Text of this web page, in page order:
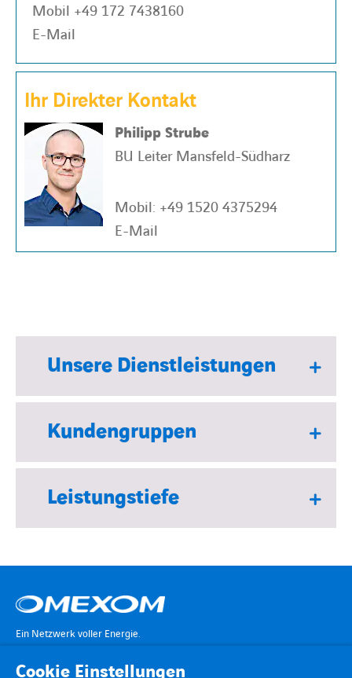
Mobil +49 172 7438160
E-Mail
Ihr Direkter Kontakt
Philipp Strube
BU Leiter Mansfeld-Südharz
Mobil: +49 1520 4375294
E-Mail
Unsere Dienstleistungen
Kundengruppen
Leistungstiefe
Ein Netzwerk voller Energie.
Cookie Einstellungen